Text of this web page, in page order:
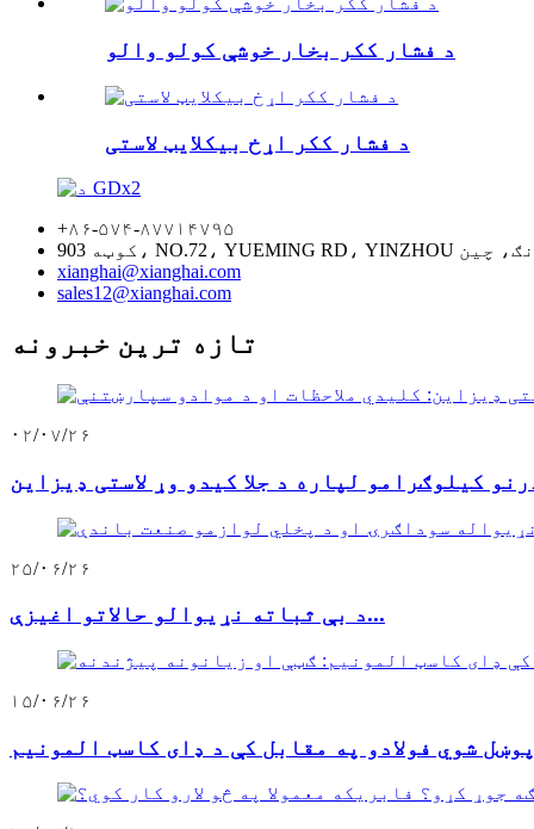
د فشار ککر بخار خوشې کولو والو
د فشار ککر اړخ بیکلایټ لاستی
+۸۶-۵۷۴-۸۷۷۱۴۷۹۵
xianghai@xianghai.com
sales12@xianghai.com
تازه ترین خبرونه
۰۲/۰۷/۲۶
۲۵/۰۶/۲۶
د بې ثباته نړیوالو حالاتو اغیزې...
۱۵/۰۶/۲۶